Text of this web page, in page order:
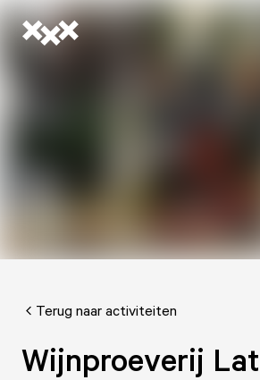
Terug naar activiteiten
Wijnproeverij